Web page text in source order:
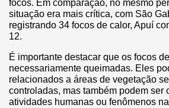
focos. Em comparação, no mesmo
situação era mais crítica, com São
registrando 34 focos de calor, Apuí
12.
É importante destacar que os focos
necessariamente queimadas. Eles
relacionados a áreas de vegetação
controladas, mas também podem ser
atividades humanas ou fenômenos